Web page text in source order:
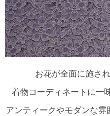
お花が全面に施さ
着物コーディネートに一
アンティークやモダンな雰